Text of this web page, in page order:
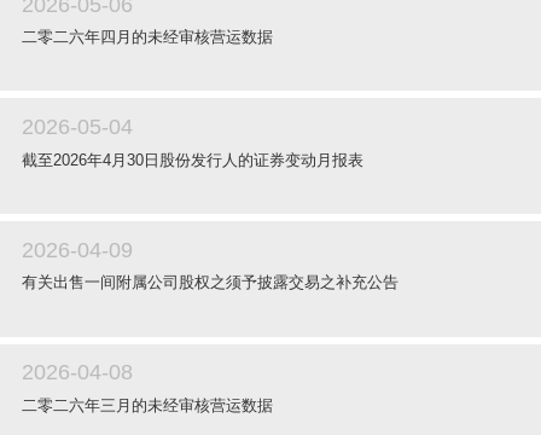
二零二六年四月的未经审核营运数据
2026-05-04
截至2026年4月30日股份发行人的证券变动月报表
2026-04-09
有关出售一间附属公司股权之须予披露交易之补充公告
2026-04-08
二零二六年三月的未经审核营运数据